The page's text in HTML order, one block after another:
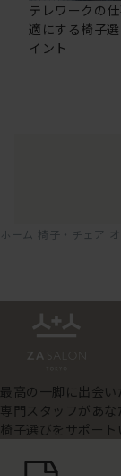
テレワークの
適にする椅子
イント
ホーム 椅子・チェア
最高の一脚に出会い
専門スタッフがあな
椅子選びをサポート